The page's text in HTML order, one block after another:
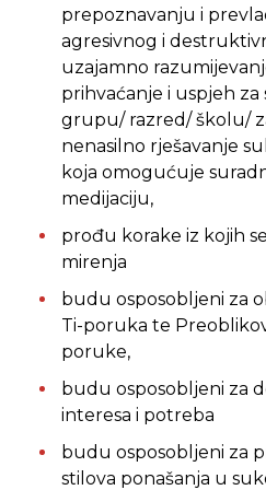
prepoznavanju i
agresivnog i
uzajamno
prihvaćanje i uspjeh
grupu/ razred/ školu/
nenasilno rješavanje
koja omogućuje
medijaciju,
prođu korake iz kojih
mirenja
budu osposobljeni za
Ti-poruka te
poruke,
budu osposobljeni za
interesa i potreba
budu osposobljeni za
stilova ponašanja u